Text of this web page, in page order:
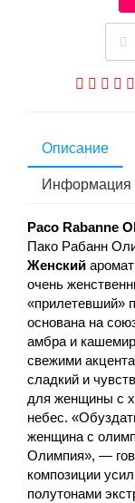
Описание
Информация
Paco Rabanne
Пако Рабанн
Женский
очень
«прилетевший»
основана на
амбра и
свежими
сладкий и
для женщины с
небес.
женщина с
Олимпия», —
композиции
полутонами